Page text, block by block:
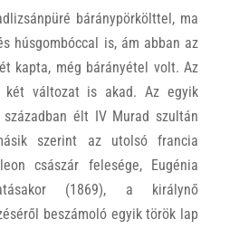
báránypörkölttel, ma
húsgombóccal is, ám abban az
kapta, még bárányétel volt. Az
két változat is akad. Az egyik
élt IV Murad szultán
szerint az utolsó francia
császár felesége, Eugénia
(1869), a királynő
beszámoló egyik török lap